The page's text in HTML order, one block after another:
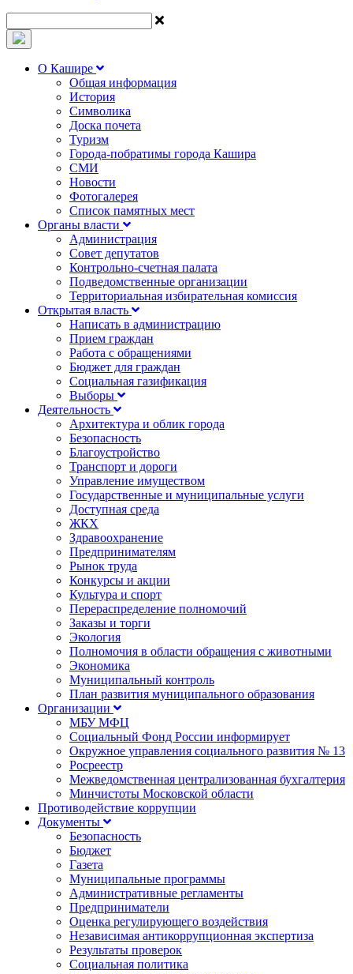
О Кашире
Общая информация
История
Символика
Доска почета
Туризм
Города-побратимы города Кашира
СМИ
Новости
Фотогалерея
Список памятных мест
Органы власти
Администрация
Совет депутатов
Контрольно-счетная палата
Подведомственные организации
Территориальная избирательная комиссия
Открытая власть
Написать в администрацию
Прием граждан
Работа с обращениями
Бюджет для граждан
Социальная газификация
Выборы
Деятельность
Архитектура и облик города
Безопасность
Благоустройство
Транспорт и дороги
Управление имуществом
Государственные и муниципальные услуги
Доступная среда
ЖКХ
Здравоохранение
Предпринимателям
Рынок труда
Конкурсы и акции
Культура и спорт
Перераспределение полномочий
Заказы и торги
Экология
Полномочия в области обращения с животными
Экономика
Муниципальный контроль
План развития муниципального образования
Организации
МБУ МФЦ
Социальный Фонд России информирует
Окружное управления социального развития № 13
Росреестр
Межведомственная централизованная бухгалтерия
Минчистоты Московской области
Противодействие коррупции
Документы
Безопасность
Бюджет
Газета
Муниципальные программы
Административные регламенты
Предприниматели
Оценка регулирующего воздействия
Независимая антикоррупционная экспертиза
Результаты проверок
Социальная политика